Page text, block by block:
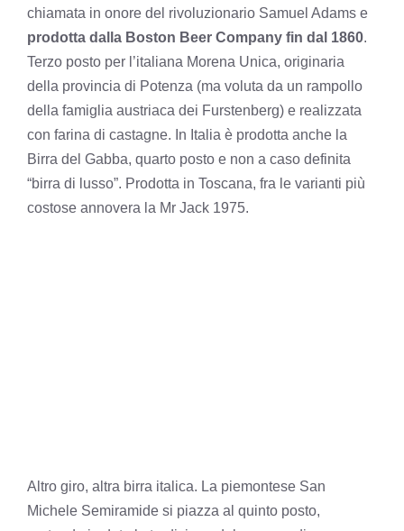
chiamata in onore del rivoluzionario Samuel Adams e
prodotta dalla Boston Beer Company fin dal 1860.
Terzo posto per l’italiana Morena Unica, originaria
della provincia di Potenza (ma voluta da un rampollo
della famiglia austriaca dei Furstenberg) e realizzata
con farina di castagne. In Italia è prodotta anche la
Birra del Gabba, quarto posto e non a caso definita
“birra di lusso”. Prodotta in Toscana, fra le varianti più
costose annovera la Mr Jack 1975.
Altro giro, altra birra italica. La piemontese San
Michele Semiramide si piazza al quinto posto,